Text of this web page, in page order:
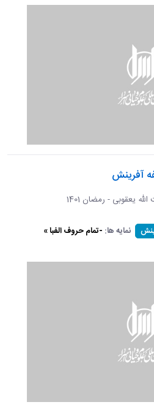
آفرینش
یعقوبی - رمضان 1401
نمایه ها: -تمام حروف الفبا »